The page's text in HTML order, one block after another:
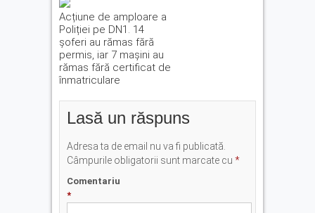
Acțiune de amploare a
Poliției pe DN1. 14
șoferi au rămas fără
permis, iar 7 mașini au
rămas fără certificat de
înmatriculare
Lasă un răspuns
Adresa ta de email nu va fi publicată.
Câmpurile obligatorii sunt marcate cu *
Comentariu
*